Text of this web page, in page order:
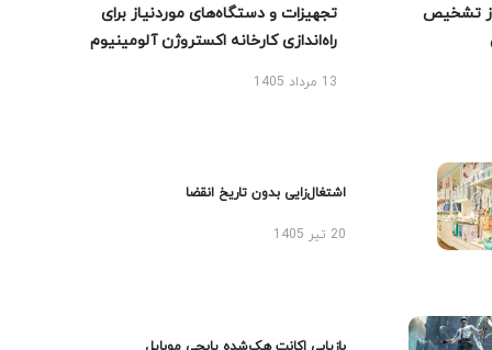
تشخیص
تجهیزات و دستگاه‌های موردنیاز برای
راه‌اندازی کارخانه اکستروژن آلومینیوم
13 مرداد 1405
اشتغال‌زایی بدون تاریخ انقضا
20 تیر 1405